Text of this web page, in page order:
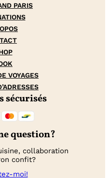
PARIS
VOYAGES
sécurisés
question?
collaboration
confit?
moi!